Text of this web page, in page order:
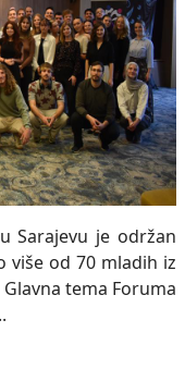
Sarajevu je održan
više od 70 mladih iz
tema Foruma